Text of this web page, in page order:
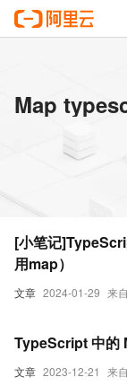
Map
文章 2024-01-29 来
[小笔记
用map）
文章 2023-12-21 来
TypeScript 中的